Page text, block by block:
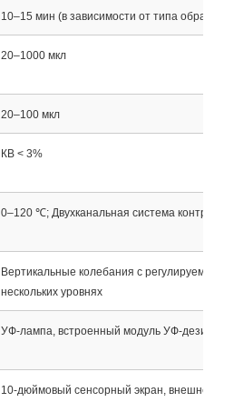
10–15 мин (в зависимости от типа образца
20–1000 мкл
20–100 мкл
КВ < 3%
0–120 ℃; Двухканальная система контроля
Вертикальные колебания с регулируемой
нескольких уровнях
УФ-лампа, встроенный модуль УФ-
10-дюймовый сенсорный экран, внешнее